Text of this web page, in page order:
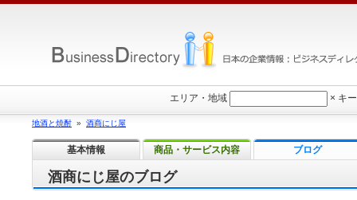
酒商にじ屋のブログ
エリア・地域 × キ
地酒と焼酎 » 酒商にじ屋
基本情報 商品・サービス内容 ブログ